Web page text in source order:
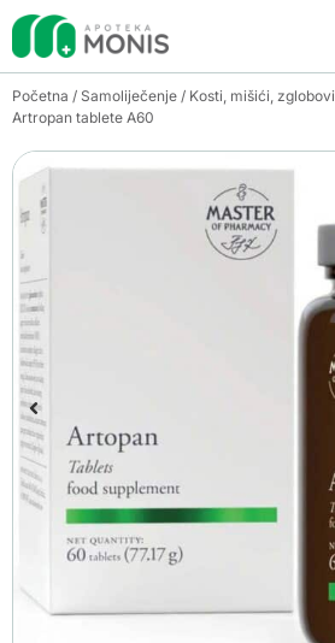
Početna / Samoliječenje / Kosti, mišići, zglobovi
Artropan tablete A60